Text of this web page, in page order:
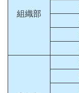
組織部